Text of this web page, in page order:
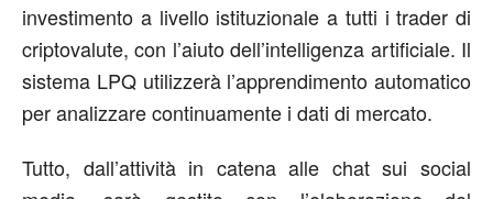
investimento a livello istituzionale a tutti i trader di
criptovalute, con l’aiuto dell’intelligenza artificiale. Il
sistema LPQ utilizzerà l’apprendimento automatico
per analizzare continuamente i dati di mercato.
Tutto, dall’attività in catena alle chat sui social